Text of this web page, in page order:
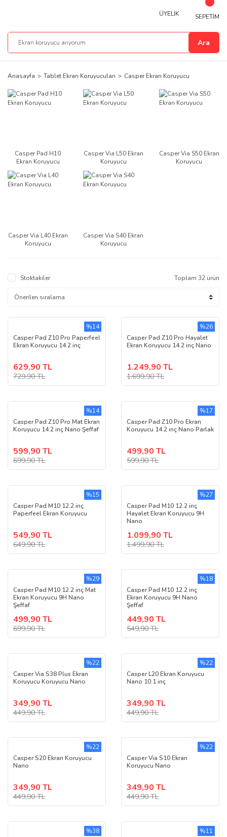
Ara
ÜYELİK SEPETİM
Anasayfa Tablet Ekran Koruyucuları Casper Ekran Koruyucu
Casper Pad H10
Ekran Koruyucu
Casper Via L50 Ekran
Koruyucu
Casper Via S50 Ekran
Koruyucu
Casper Via L40 Ekran
Koruyucu
Casper Via S40 Ekran
Koruyucu
Stoktakiler Toplam 32 ürün
Casper Pad Z10 Pro Paperfeel
Ekran Koruyucu 14.2 inç
629,90 TL
729,90 TL
%14
Casper Pad Z10 Pro Hayalet
Ekran Koruyucu 14.2 inç Nano
1.249,90 TL
1.699,90 TL
%26
Casper Pad Z10 Pro Mat Ekran
Koruyucu 14.2 inç Nano Şeffaf
599,90 TL
699,90 TL
%14
Casper Pad Z10 Pro Ekran
Koruyucu 14.2 inç Nano Parlak
499,90 TL
599,90 TL
%17
Casper Pad M10 12.2 inç
Paperfeel Ekran Koruyucu
549,90 TL
649,90 TL
%15
Casper Pad M10 12.2 inç
Hayalet Ekran Koruyucu 9H
Nano
1.099,90 TL
1.499,90 TL
%27
Casper Pad M10 12.2 inç Mat
Ekran Koruyucu 9H Nano
Şeffaf
499,90 TL
699,90 TL
%29
Casper Pad M10 12.2 inç
Ekran Koruyucu 9H Nano
Şeffaf
449,90 TL
549,90 TL
%18
Casper Via S38 Plus Ekran
Koruyucu Koruyucu Nano
349,90 TL
449,90 TL
%22
Casper L20 Ekran Koruyucu
Nano 10.1 inç
349,90 TL
449,90 TL
%22
Casper S20 Ekran Koruyucu
Nano
349,90 TL
449,90 TL
%22
Casper Via S10 Ekran
Koruyucu Nano
349,90 TL
449,90 TL
%22
%38
%11